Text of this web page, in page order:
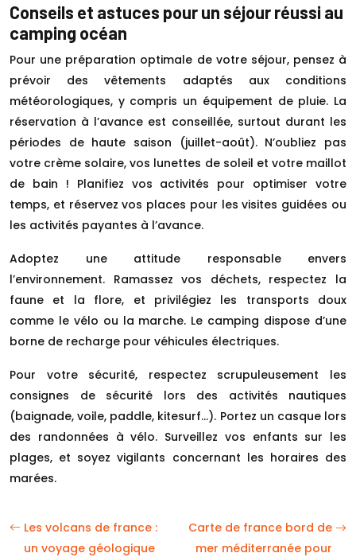
Conseils et astuces pour un séjour réussi au
camping océan
Pour une préparation optimale de votre séjour, pensez à
prévoir des vêtements adaptés aux conditions
météorologiques, y compris un équipement de pluie. La
réservation à l’avance est conseillée, surtout durant les
périodes de haute saison (juillet-août). N’oubliez pas
votre crème solaire, vos lunettes de soleil et votre maillot
de bain ! Planifiez vos activités pour optimiser votre
temps, et réservez vos places pour les visites guidées ou
les activités payantes à l’avance.
Adoptez une attitude responsable envers
l’environnement. Ramassez vos déchets, respectez la
faune et la flore, et privilégiez les transports doux
comme le vélo ou la marche. Le camping dispose d’une
borne de recharge pour véhicules électriques.
Pour votre sécurité, respectez scrupuleusement les
consignes de sécurité lors des activités nautiques
(baignade, voile, paddle, kitesurf…). Portez un casque lors
des randonnées à vélo. Surveillez vos enfants sur les
plages, et soyez vigilants concernant les horaires des
marées.
Les volcans de france :
un voyage géologique
Carte de france bord de
mer méditerranée pour